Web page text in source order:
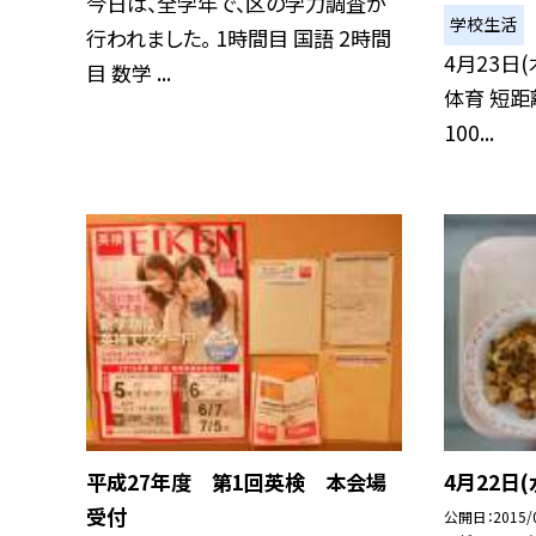
行われました。 1時間目 国語 2時間
目 数学 ...
学校生活
4月23日(
体育 短距
100...
平成27年度 第1回英検 本会場
受付
4月22日(
公開日